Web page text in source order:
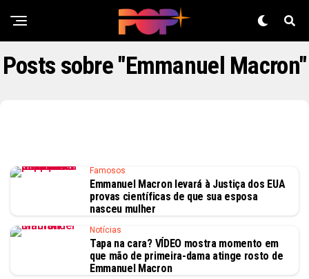
Posts sobre "Emmanuel Macron"
Famosos
Emmanuel Macron levará à Justiça dos EUA
provas científicas de que sua esposa
nasceu mulher
Notícias
Tapa na cara? VÍDEO mostra momento em
que mão de primeira-dama atinge rosto de
Emmanuel Macron